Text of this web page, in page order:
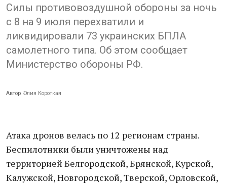
Силы противовоздушной обороны за ночь
с 8 на 9 июля перехватили и
ликвидировали 73 украинских БПЛА
самолетного типа. Об этом сообщает
Министерство обороны РФ.
Автор Юлия Короткая
Атака дронов велась по 12 регионам страны.
Беспилотники были уничтожены над
территорией Белгородской, Брянской, Курской,
Калужской, Новгородской, Тверской, Орловской,